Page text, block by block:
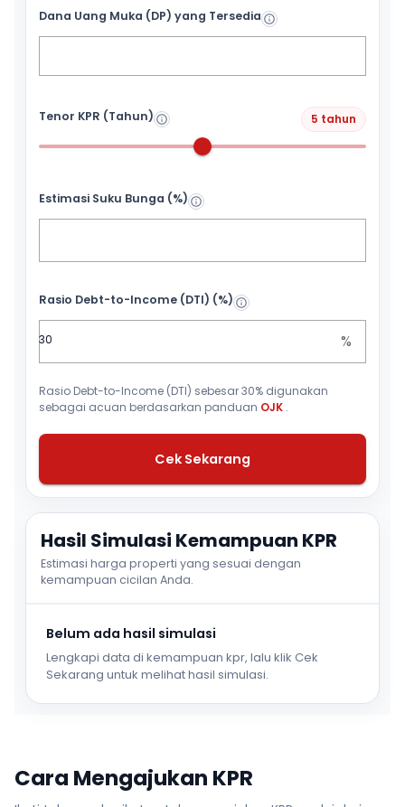
Dana Uang Muka (DP) yang Tersedia
Tenor KPR (Tahun) 5 tahun
Estimasi Suku Bunga (%)
Rasio Debt-to-Income (DTI) (%)
%
Rasio Debt-to-Income (DTI) sebesar 30% digunakan
sebagai acuan berdasarkan panduan OJK .
Cek Sekarang
Hasil Simulasi Kemampuan KPR
Estimasi harga properti yang sesuai dengan
kemampuan cicilan Anda.
Belum ada hasil simulasi
Lengkapi data di kemampuan kpr, lalu klik Cek
Sekarang untuk melihat hasil simulasi.
Cara Mengajukan KPR